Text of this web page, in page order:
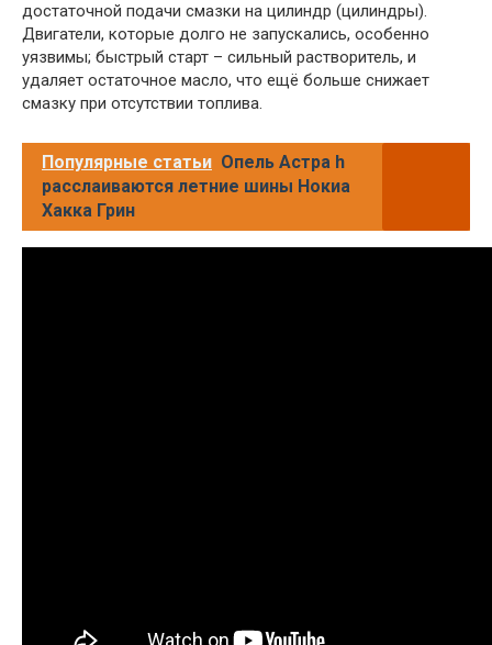
достаточной подачи смазки на цилиндр (цилиндры).
Двигатели, которые долго не запускались, особенно
уязвимы; быстрый старт – сильный растворитель, и
удаляет остаточное масло, что ещё больше снижает
смазку при отсутствии топлива.
Популярные статьи Опель Астра h
расслаиваются летние шины Нокиа
Хакка Грин